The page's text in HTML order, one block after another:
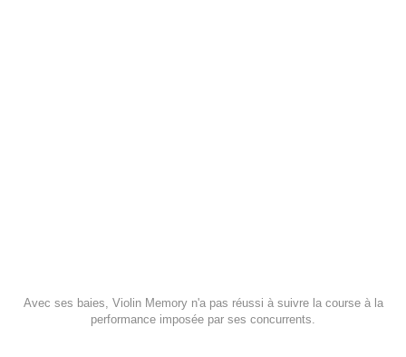
Avec ses baies, Violin Memory n'a pas réussi à suivre la course à la
performance imposée par ses concurrents.